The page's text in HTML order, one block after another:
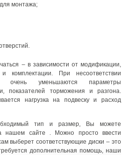
монтажа;
– в зависимости от модификации,
комплектации. При несоответствии
очень уменьшаются параметры
показателей торможения и разгона.
нагрузка на подвеску и расход
тип и размер, Вы можете
нашем сайте . Можно просто ввести
выберет соответствующие диски – это
дополнительная помощь, наши